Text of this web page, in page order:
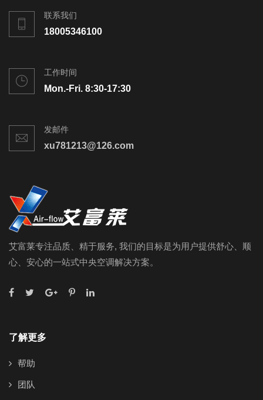
联系我们
18005346100
工作时间
Mon.-Fri. 8:30-17:30
发邮件
xu781213@126.com
艾富莱专注品质、精于服务, 我们的目标是为用户提供舒心、顺
心、安心的一站式中央空调解决方案。
了解更多
帮助
团队